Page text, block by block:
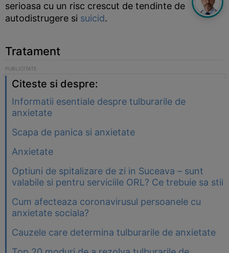
serioasa cu un risc crescut de tendinte de
autodistrugere si suicid.
Tratament
Citeste si despre:
Informatii esentiale despre tulburarile de
anxietate
Scapa de panica si anxietate
Anxietate
Optiuni de spitalizare de zi in Suceava – sunt
valabile si pentru serviciile ORL? Ce trebuie sa stii
Cum afecteaza coronavirusul persoanele cu
anxietate sociala?
Cauzele care determina tulburarile de anxietate